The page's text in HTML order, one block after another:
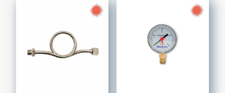
PER GASOLIO
INDICATORI DI